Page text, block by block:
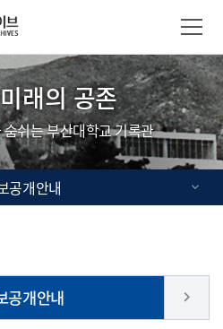
래의 공존
쉬는 부산대학교 기록관
공개안내
공개안내 keyboard_arrow_right